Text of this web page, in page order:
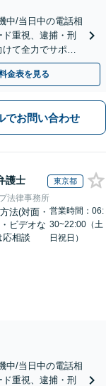
中/当日中の電話相
重視、逮捕・刑
て全力でサポー
金表を見る
でお問い合わせ
護士 東京都
法律事務所
法(対面・
ビデオな
応相談
営業時間：06:
30~22:00（土
日祝日）
中/当日中の電話相
重視、逮捕・刑